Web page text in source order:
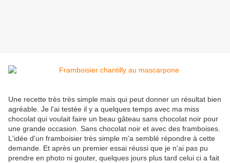
Une recette très très simple mais qui peut donner un résultat bien
agréable. Je l'ai testée il y a quelques temps avec ma miss
chocolat qui voulait faire un beau gâteau sans chocolat noir pour
une grande occasion. Sans chocolat noir et avec des framboises.
L'idée d'un framboisier très simple m'a semblé répondre à cette
demande. Et après un premier essai réussi que je n'ai pas pu
prendre en photo ni gouter, quelques jours plus tard celui ci a fait